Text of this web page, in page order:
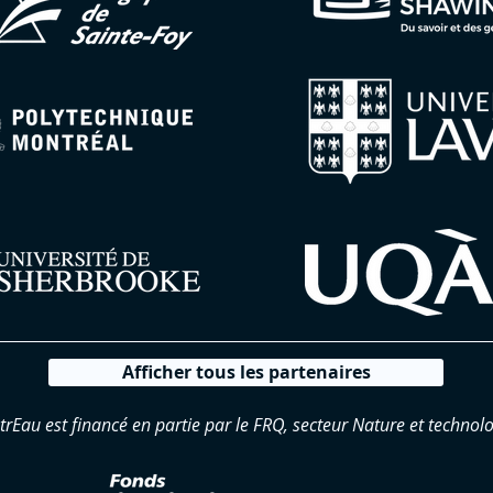
Afficher tous les partenaires
est financé en partie par le FRQ, secteur Nature et